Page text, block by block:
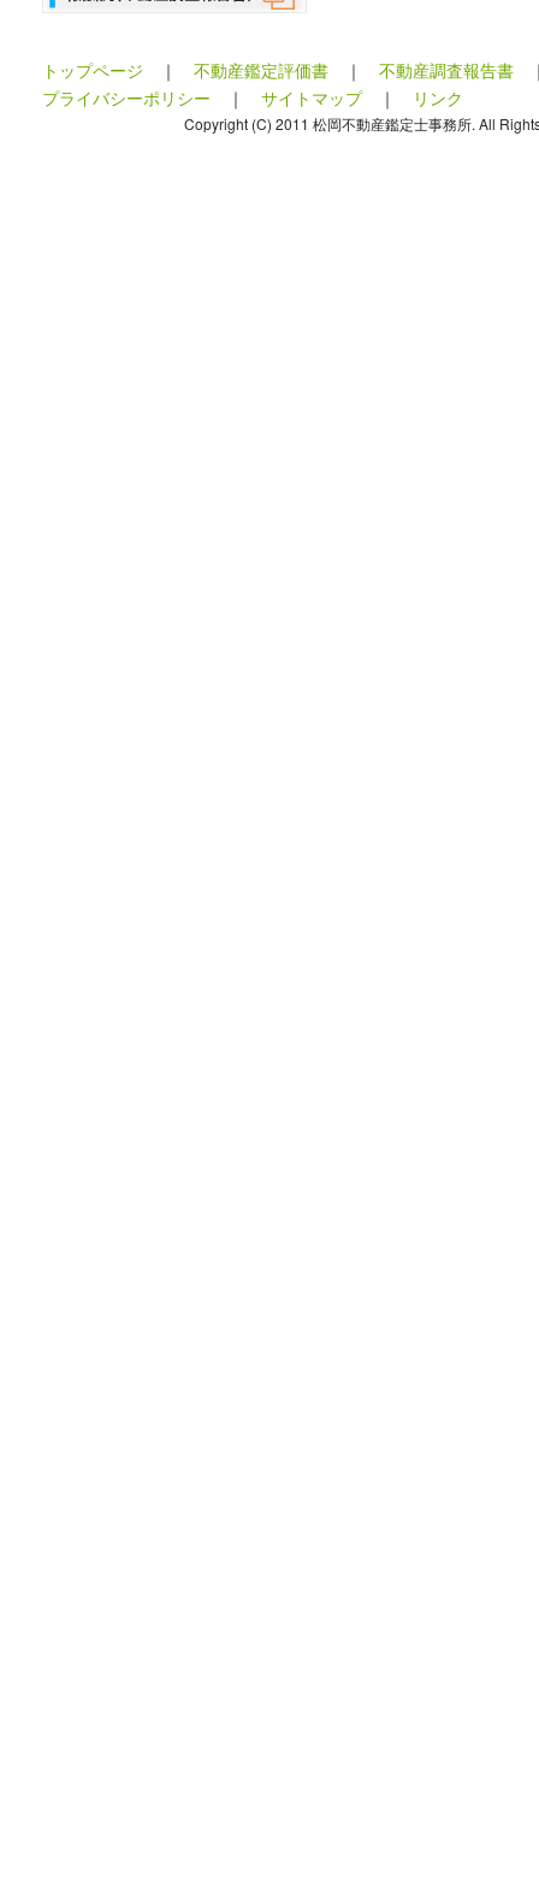
トップページ ｜ 不動産鑑定評価書 ｜ 不動産調査報告書
プライバシーポリシー ｜ サイトマップ｜ リンク
Copyright (C) 2011 松岡不動産鑑定士事務所. All